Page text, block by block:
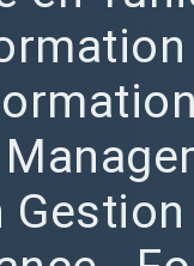
Gestion